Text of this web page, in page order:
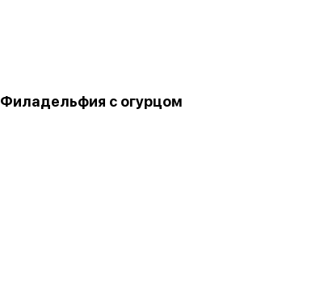
Филадельфия с огурцом